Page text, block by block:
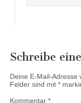
Schreibe
Deine E-Mail-Adresse
Felder sind mit *
Kommentar *